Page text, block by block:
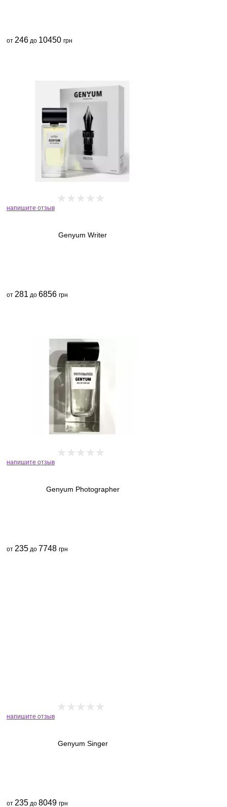
от 246 до 10450 грн
напишите отзыв
Genyum Writer
от 281 до 6856 грн
напишите отзыв
Genyum Photographer
от 235 до 7748 грн
напишите отзыв
Genyum Singer
от 235 до 8049 грн